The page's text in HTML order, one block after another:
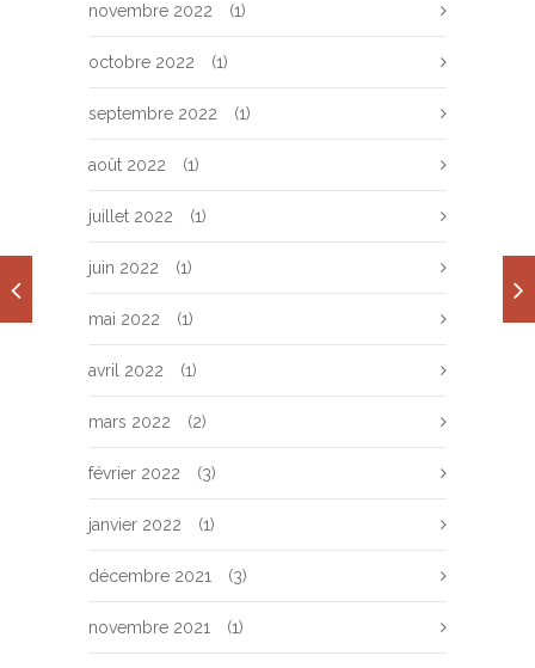
novembre 2022 (1)
octobre 2022 (1)
septembre 2022 (1)
août 2022 (1)
juillet 2022 (1)
juin 2022 (1)
mai 2022 (1)
avril 2022 (1)
mars 2022 (2)
février 2022 (3)
janvier 2022 (1)
décembre 2021 (3)
novembre 2021 (1)